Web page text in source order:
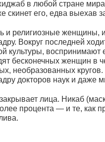
в любой стране
скинет его, едва выехав
и религиозные женщины,
Вокруг последней
культуры, воспринимают
бесконечных женщин в
необразованных
докторов наук и даже
лица. Никаб
процента — и те, как